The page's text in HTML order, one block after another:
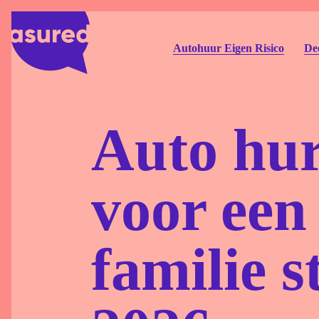
Autohuur Eigen Risico
Auto
voor
familie